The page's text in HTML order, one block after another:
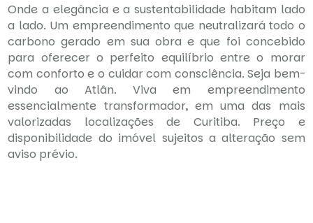
Onde a elegância e a sustentabilidade habitam lado
a lado. Um empreendimento que neutralizará todo o
carbono gerado em sua obra e que foi concebido
para oferecer o perfeito equilíbrio entre o morar
com conforto e o cuidar com consciência. Seja bem-
vindo ao Atlân. Viva em empreendimento
essencialmente transformador, em uma das mais
valorizadas localizações de Curitiba. Preço e
disponibilidade do imóvel sujeitos a alteração sem
aviso prévio.